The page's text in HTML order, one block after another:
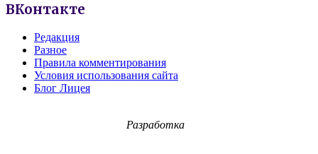
ВКонтакте
Редакция
Разное
Правила комментирования
Условия использования сайта
Блог Лицея
Разработка